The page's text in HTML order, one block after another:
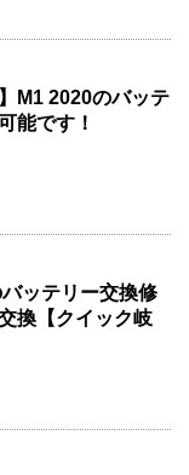
M1 2020のバッテ
能です！
ッテリー交換修
換【クイック岐